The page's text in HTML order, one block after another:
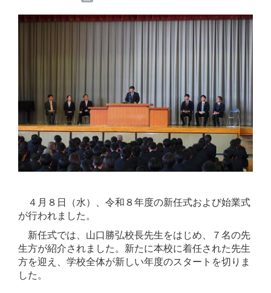
４月８日（水）、令和８年度の新任式および始業式
が行われました。
新任式では、山口勝弘校長先生をはじめ、７名の先
生方が紹介されました。新たに本校に着任された先生
方を迎え、学校全体が新しい年度のスタートを切りま
した。